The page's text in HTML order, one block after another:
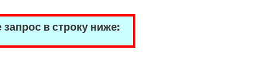
запрос в строку ниже: